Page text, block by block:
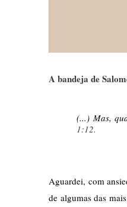
A bandeja de
(...) Mas,
1:12.
Aguardei, com
de algumas das